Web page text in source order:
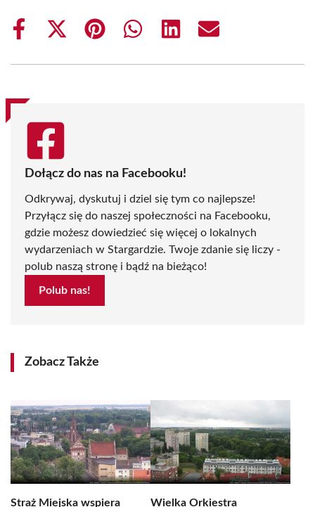
Share
Share
(Twitter)
Share
Share
Share
Share
Dołącz do nas na Facebooku!
Odkrywaj, dyskutuj i dziel się tym co najlepsze!
Przyłącz się do naszej społeczności na Facebooku,
gdzie możesz dowiedzieć się więcej o lokalnych
wydarzeniach w Stargardzie. Twoje zdanie się liczy -
polub naszą stronę i bądź na bieżąco!
Polub nas!
Zobacz Także
Straż Miejska wspiera Wielka Orkiestra